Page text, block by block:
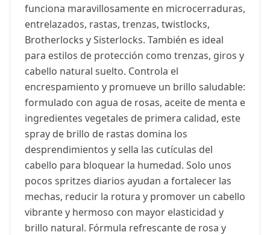
funciona maravillosamente en microcerraduras,
entrelazados, rastas, trenzas, twistlocks,
Brotherlocks y Sisterlocks. También es ideal
para estilos de protección como trenzas, giros y
cabello natural suelto. Controla el
encrespamiento y promueve un brillo saludable:
formulado con agua de rosas, aceite de menta e
ingredientes vegetales de primera calidad, este
spray de brillo de rastas domina los
desprendimientos y sella las cutículas del
cabello para bloquear la humedad. Solo unos
pocos spritzes diarios ayudan a fortalecer las
mechas, reducir la rotura y promover un cabello
vibrante y hermoso con mayor elasticidad y
brillo natural. Fórmula refrescante de rosa y